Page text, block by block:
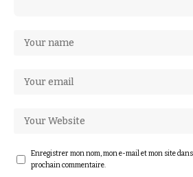
Enregistrer mon nom, mon e-mail et mon site
prochain commentaire.